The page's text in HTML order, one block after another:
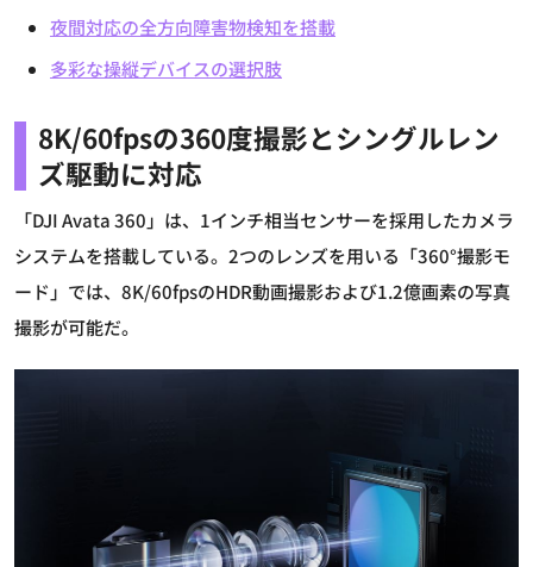
夜間対応の全方向障害物検知を搭載
多彩な操縦デバイスの選択肢
8K/60fpsの360度撮影とシングルレン
ズ駆動に対応
「DJI Avata 360」は、1インチ相当センサーを採用したカメラ
システムを搭載している。2つのレンズを用いる「360°撮影モ
ード」では、8K/60fpsのHDR動画撮影および1.2億画素の写真
撮影が可能だ。